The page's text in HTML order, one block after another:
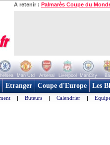
A retenir : Palmarès Coupe du
Man Utd Arsenal Liverpool ManCity
Etranger Coupe d'Europe Les
| Buteurs | Calendrier |